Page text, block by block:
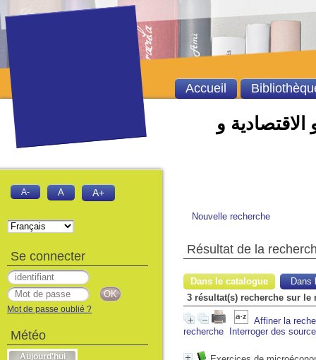
الاقتصادية و
Nouvelle recherche
Résultat de la
Dans le catalogue
Dans
3 résultat(s) recherche sur
Affiner la
recherche
Interroger des
Accueil
A- A A+
Se connecter
Mot de passe oublié ?
Météo